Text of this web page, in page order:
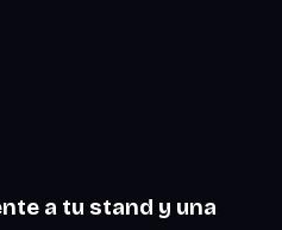
a tu stand y una